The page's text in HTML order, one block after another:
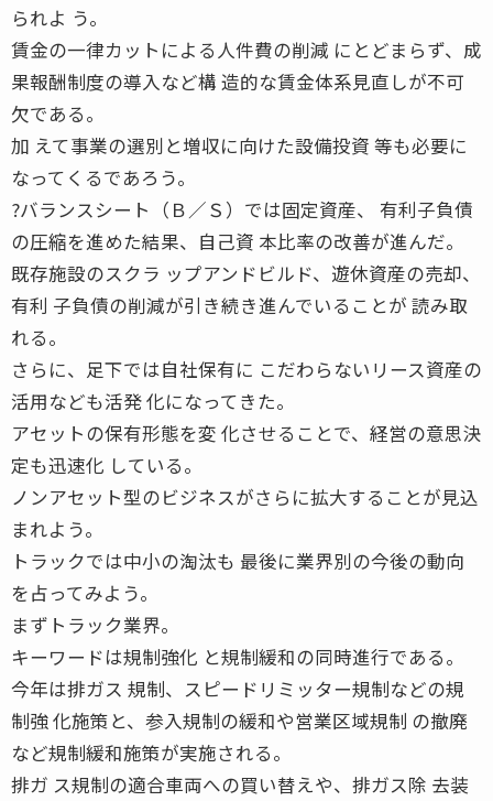
られよ う。
賃金の一律カットによる人件費の削減 にとどまらず、成
果報酬制度の導入など構 造的な賃金体系見直しが不可
欠である。
加 えて事業の選別と増収に向けた設備投資 等も必要に
なってくるであろう。
?バランスシート（Ｂ／Ｓ）では固定資産、 有利子負債
の圧縮を進めた結果、自己資 本比率の改善が進んだ。
既存施設のスクラ ップアンドビルド、遊休資産の売却、
有利 子負債の削減が引き続き進んでいることが 読み取
れる。
さらに、足下では自社保有に こだわらないリース資産の
活用なども活発 化になってきた。
アセットの保有形態を変 化させることで、経営の意思決
定も迅速化 している。
ノンアセット型のビジネスがさらに拡大することが見込
まれよう。
トラックでは中小の淘汰も 最後に業界別の今後の動向
を占ってみよう。
まずトラック業界。
キーワードは規制強化 と規制緩和の同時進行である。
今年は排ガス 規制、スピードリミッター規制などの規
制強 化施策と、参入規制の緩和や営業区域規制 の撤廃
など規制緩和施策が実施される。
排ガ ス規制の適合車両への買い替えや、排ガス除 去装